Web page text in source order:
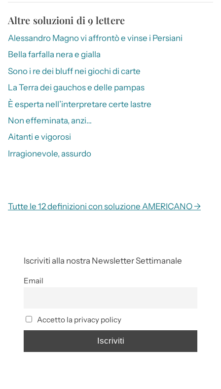
Altre soluzioni di 9 lettere
Alessandro Magno vi affrontò e vinse i Persiani
Bella farfalla nera e gialla
Sono i re dei bluff nei giochi di carte
La Terra dei gauchos e delle pampas
È esperta nell’interpretare certe lastre
Non effeminata, anzi…
Aitanti e vigorosi
Irragionevole, assurdo
Tutte le 12 definizioni con soluzione AMERICANO →
Iscriviti alla nostra Newsletter Settimanale
Email
Accetto la privacy policy